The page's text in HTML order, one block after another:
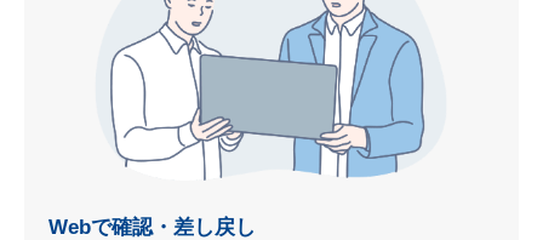
Webで確認・差し戻し